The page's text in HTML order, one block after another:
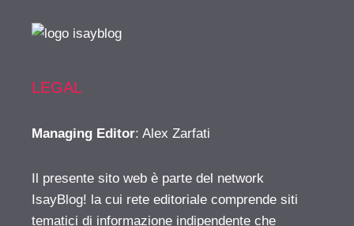
LEGAL
Managing Editor: Alex Zarfati
Il presente sito web è parte del network
IsayBlog! la cui rete editoriale comprende siti
tematici di informazione indipendente che